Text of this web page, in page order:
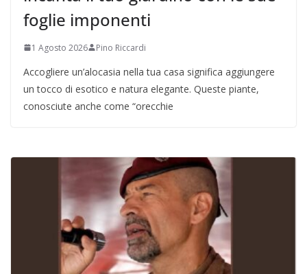
foglie imponenti
1 Agosto 2026 Pino Riccardi
Accogliere un’alocasia nella tua casa significa aggiungere
un tocco di esotico e natura elegante. Queste piante,
conosciute anche come “orecchie